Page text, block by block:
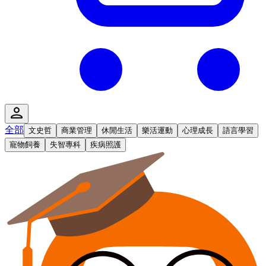
全部 文史哲 商業管理 休閒生活 樂活運動 心理成長
語言學習
寵物飼養
失智專科 疾病照護